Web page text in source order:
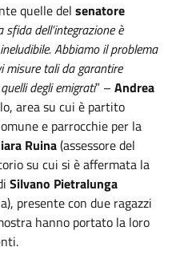
quelle del senatore
sfida dell’integrazione è
Abbiamo il problema
misure tali da garantire
degli emigrati” – Andrea
area su cui è partito
e parrocchie per la
Ruina(assessore del
su cui si è affermata la
Silvano Pietralunga
presente con due ragazzi
hanno portato la loro